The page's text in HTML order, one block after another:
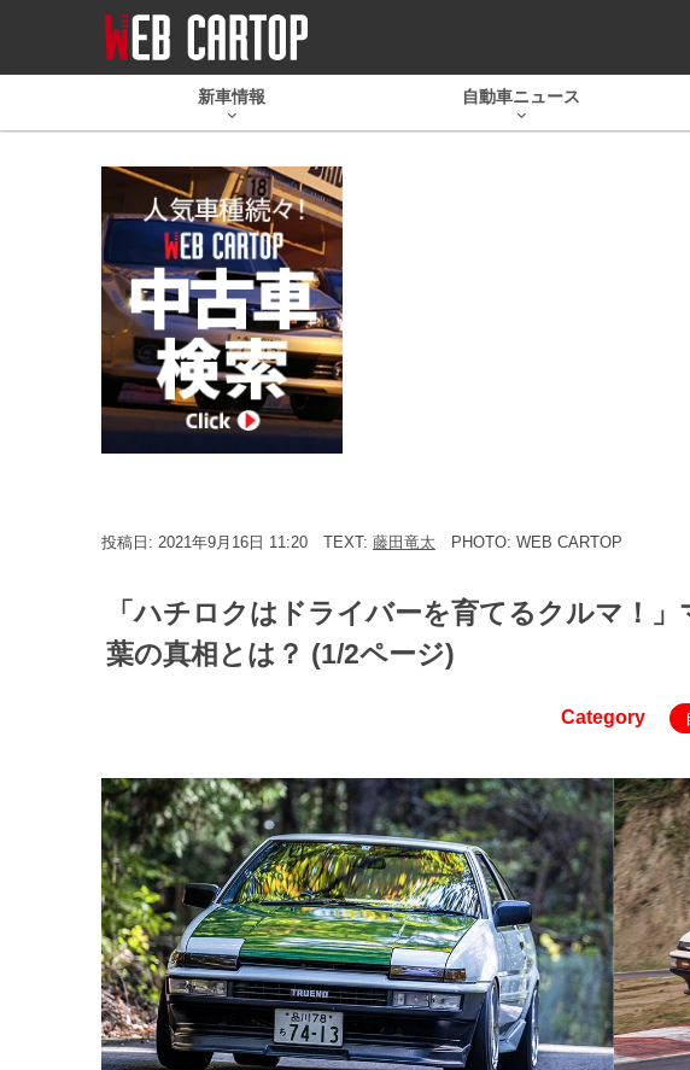
新車情報 自動車ニュース
投稿日: 2021年9月16日 11:20 TEXT: 藤田竜太 PHOTO: WEB CARTOP
「ハチロクはドライバーを育てるクルマ！
葉の真相とは？ (1/2ページ)
Category